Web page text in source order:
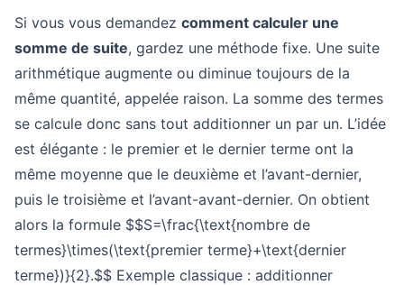
Si vous vous demandez comment calculer une
somme de suite, gardez une méthode fixe. Une suite
arithmétique augmente ou diminue toujours de la
même quantité, appelée raison. La somme des termes
se calcule donc sans tout additionner un par un. L’idée
est élégante : le premier et le dernier terme ont la
même moyenne que le deuxième et l’avant-dernier,
puis le troisième et l’avant-avant-dernier. On obtient
alors la formule $$S=\frac{\text{nombre de
termes}\times(\text{premier terme}+\text{dernier
terme})}{2}.$$ Exemple classique : additionner